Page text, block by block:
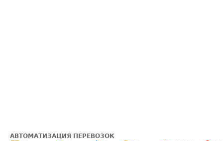
АВТОМАТИЗАЦИЯ ПЕРЕВОЗОК